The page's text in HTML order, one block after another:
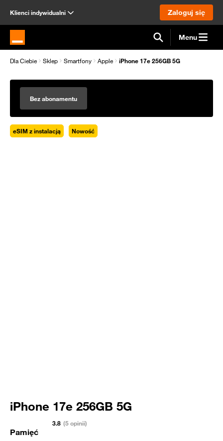
Klienci indywidualni Zaloguj się
Strona główna Orange.pl Menu
Dla Ciebie Sklep Smartfony Apple iPhone 17e 256GB 5G
Bez abonamentu
eSIM z instalacją Nowość
iPhone 17e 256GB 5G
3.8 (5 opinii)
Pamięć